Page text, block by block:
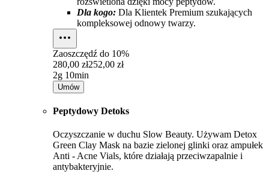
Dla kogo: Dla Klientek Premium szukających
kompleksowej odnowy twarzy.
Zaoszczędź do 10%
280,00 zł252,00 zł
2g 10min
Umów
Peptydowy Detoks
Oczyszczanie w duchu Slow Beauty. Używam Detox
Green Clay Mask na bazie zielonej glinki oraz ampułek
Anti - Acne Vials, które działają przeciwzapalnie i
antybakteryjnie.